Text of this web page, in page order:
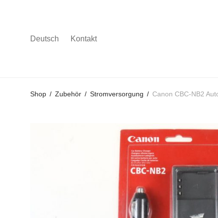
Deutsch Kontakt
Shop / Zubehör / Stromversorgung / Canon CBC-NB2